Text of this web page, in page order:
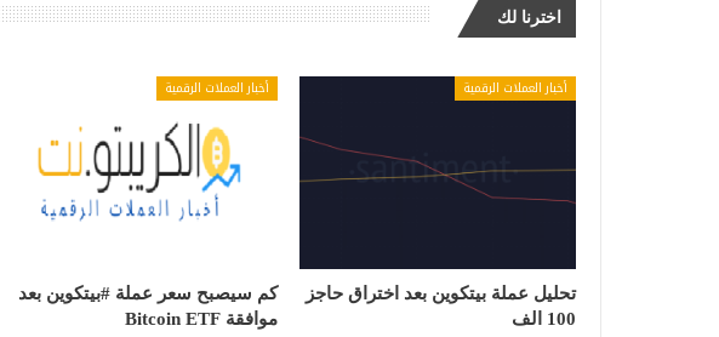
اخترنا لك
أخبار العملات الرقمية
تحليل عملة بيتكوين بعد اختراق حاجز
100 الف
أخبار العملات الرقمية
كم سيصبح سعر عملة #بيتكوين بعد
موافقة Bitcoin ETF